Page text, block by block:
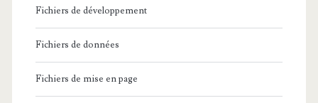
Fichiers de développement
Fichiers de données
Fichiers de mise en page